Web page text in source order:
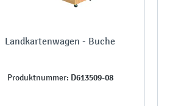
Landkartenwagen - Buche
Produktnummer: D613509-08